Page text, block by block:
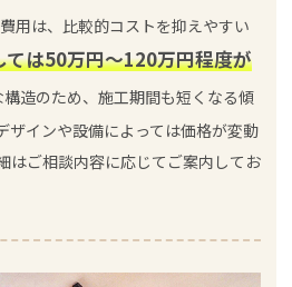
用は、比較的コストを抑えやすい
ては50万円～120万円程度が
造のため、施工期間も短くなる傾
ザインや設備によっては価格が変動
はご相談内容に応じてご案内してお